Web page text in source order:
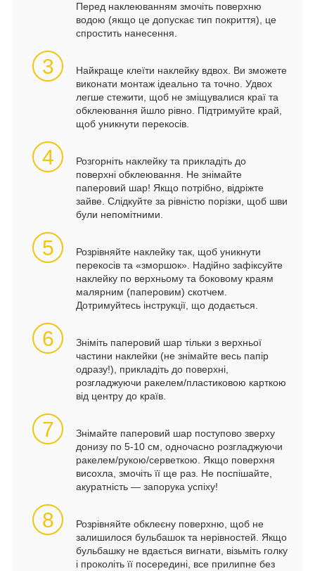
Перед наклеюванням змочіть поверхню
водою (якщо це допускає тип покриття), це
спростить нанесення.
3
Найкраще клеїти наклейку вдвох. Ви зможете
виконати монтаж ідеально та точно. Удвох
легше стежити, щоб не зміщувалися краї та
обклеювання йшло рівно. Підтримуйте край,
щоб уникнути перекосів.
4
Розгорніть наклейку та прикладіть до
поверхні обклеювання. Не знімайте
паперовий шар! Якщо потрібно, відріжте
зайве. Слідкуйте за рівністю порізки, щоб шви
були непомітними.
5
Розрівняйте наклейку так, щоб уникнути
перекосів та «зморшок». Надійно зафіксуйте
наклейку по верхньому та боковому краям
малярним (паперовим) скотчем.
Дотримуйтесь інструкції, що додається.
6
Зніміть паперовий шар тільки з верхньої
частини наклейки (не знімайте весь папір
одразу!), прикладіть до поверхні,
розгладжуючи ракелем/пластиковою карткою
від центру до країв.
7
Знімайте паперовий шар поступово зверху
донизу по 5-10 см, одночасно розгладжуючи
ракелем/рукою/серветкою. Якщо поверхня
висохла, змочіть її ще раз. Не поспішайте,
акуратність — запорука успіху!
8
Розрівняйте обклеєну поверхню, щоб не
залишилося бульбашок та нерівностей. Якщо
бульбашку не вдається вигнати, візьміть голку
і проколіть її посередині, все прилипне без